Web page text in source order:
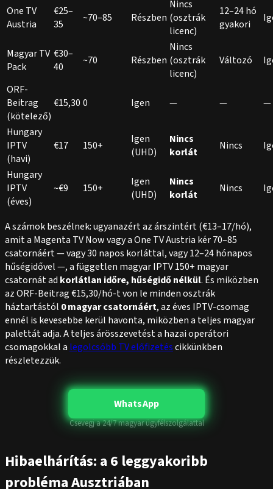
One TV
Austria
€25–
35
~70–85 Részben
Nincs
(osztrák
licenc)
12–24 hó
gyakori
Magyar TV
Pack
€30–
40
~70 Részben
Nincs
(osztrák
licenc)
Változó
ORF-
Beitrag
(kötelező)
€15,30 0 Igen — — —
Hungary
IPTV
(havi)
€17 150+
Igen
(UHD)
Nincs
korlát
Nincs
Hungary
IPTV
(éves)
~€9 150+
Igen
(UHD)
Nincs
korlát
Nincs
A számok beszélnek: ugyanazért az árszintért (€13–17/hó),
amit a Magenta TV Now vagy a One TV Austria kér 70–85
csatornáért — vagy 30 napos korláttal, vagy 12–24 hónapos
hűségidővel —, a független magyar IPTV 150+ magyar
csatornát ad korlátlan időre, hűségidő nélkül. És miközben
az ORF-Beitrag €15,30/hó-t von le minden osztrák
háztartástól 0 magyar csatornáért, az éves IPTV-csomag
ennél is kevesebbe kerül havonta, miközben a teljes magyar
palettát adja. A teljes árösszevetést a hazai operátori
csomagokkal a legolcsóbb TV előfizetéscikkünkben
részletezzük.
WhatsApp
Csevegj a 24/7 magyar ügyfélszolgálattal
Hibaelhárítás: a 6 leggyakoribb
probléma Ausztriában